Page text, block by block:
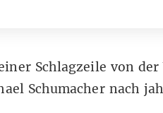
Schlagzeile von
Schumacher nach